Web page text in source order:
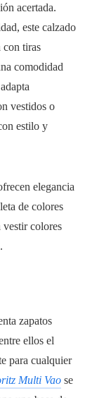
acertada.
este calzado
con tiras
comodidad
vestidos o
estilo y
elegancia
de colores
colores
zapatos
ellos el
para cualquier
Multi Vao se